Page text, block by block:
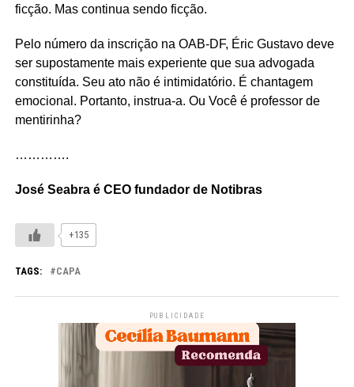
ficção. Mas continua sendo ficção.
Pelo número da inscrição na OAB-DF, Éric Gustavo deve
ser supostamente mais experiente que sua advogada
constituída. Seu ato não é intimidatório. É chantagem
emocional. Portanto, instrua-a. Ou Você é professor de
mentirinha?
………….
José Seabra é CEO fundador de Notibras
+135
TAGS: CAPA
PUBLICIDADE